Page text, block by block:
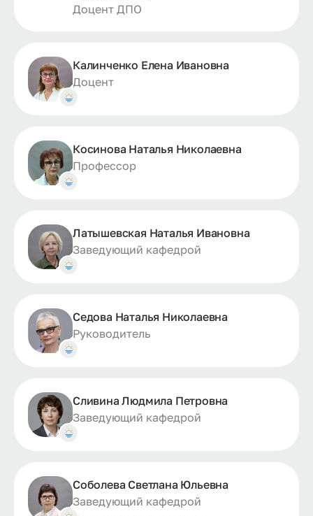
Доцент ДПО
Калинченко Елена Ивановна
Доцент
Косинова Наталья Николаевна
Профессор
Латышевская Наталья Ивановна
Заведующий кафедрой
Седова Наталья Николаевна
Руководитель
Сливина Людмила Петровна
Заведующий кафедрой
Соболева Светлана Юльевна
Заведующий кафедрой